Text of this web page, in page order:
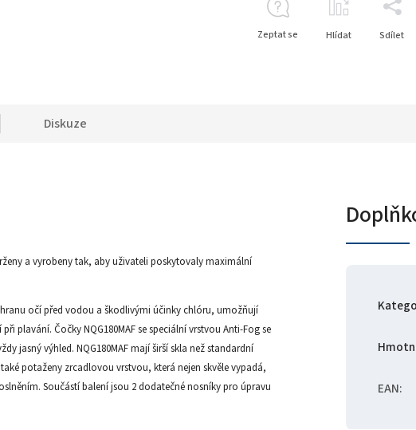
Zeptat se Hlídat Sdílet
Diskuze
a vyrobeny tak, aby uživateli poskytovaly maximální
očí před vodou a škodlivými účinky chlóru, umožňují
plavání. Čočky NQG180MAF se speciální vrstvou Anti-Fog se
jasný výhled. NQG180MAF mají širší skla než standardní
potaženy zrcadlovou vrstvou, která nejen skvěle vypadá,
Součástí balení jsou 2 dodatečné nosníky pro úpravu
EAN: